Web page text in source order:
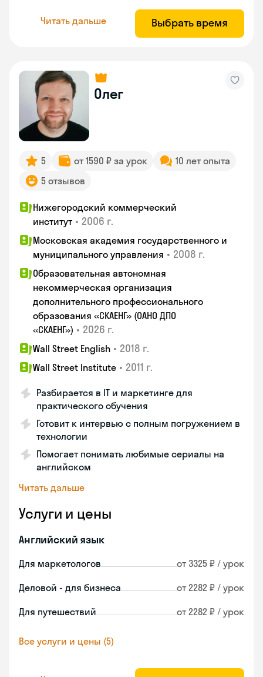
Читать дальше Выбрать время
Олег
5 от 1590 ₽ за урок
10 лет опыта
5 отзывов
Нижегородский коммерческий
институт • 2006 г.
Московская академия государственного и
муниципального управления • 2008 г.
Образовательная автономная
некоммерческая организация
дополнительного профессионального
образования «СКАЕНГ» (ОАНО ДПО
«СКАЕНГ») • 2026 г.
Wall Street English • 2018 г.
Wall Street Institute • 2011 г.
Разбирается в IT и маркетинге для
практического обучения
Готовит к интервью с полным погружением в
технологии
Помогает понимать любимые сериалы на
английском
Читать дальше
Услуги и цены
Английский язык
Для маркетологов от 3325 ₽ / урок
Деловой - для бизнеса от 2282 ₽ / урок
Для путешествий от 2282 ₽ / урок
Все услуги и цены (5)